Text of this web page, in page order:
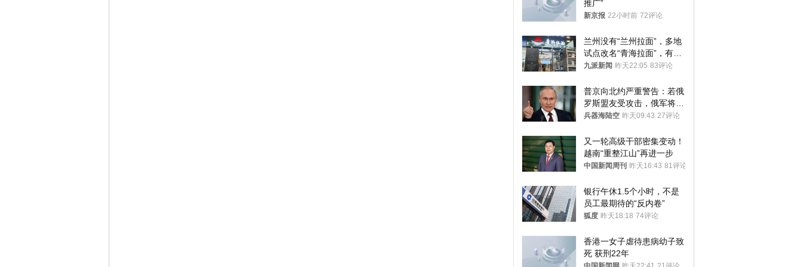
推广”
新京报 22小时前 72评论
兰州没有“兰州拉面”，多地
试点改名“青海拉面”，有商
家改名已两年
九派新闻 昨天22:05 83评论
普京向北约严重警告：若俄
罗斯盟友受攻击，俄军将动
用核武器保护
兵器海陆空 昨天09:43 27评论
又一轮高级干部密集变动！
越南“重整江山”再进一步
中国新闻周刊 昨天16:43 81评论
银行午休1.5个小时，不是
员工最期待的“反内卷”
狐度 昨天18:18 74评论
香港一女子虐待患病幼子致
死 获刑22年